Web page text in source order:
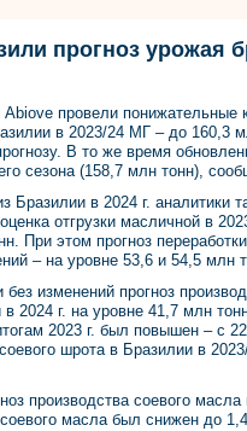
прогноз урожая
провели понижательные
в 2023/24 МГ – до 160,3
В то же время
сезона (158,7 млн тонн),
Бразилии в 2024 г. аналитики
отгрузки масличной в
При этом прогноз
– на уровне 53,6 и 54,5 млн
изменений прогноз
2024 г. на уровне 41,7 млн
2023 г. был повышен – с
шрота в Бразилии в
производства соевого
масла был снижен до